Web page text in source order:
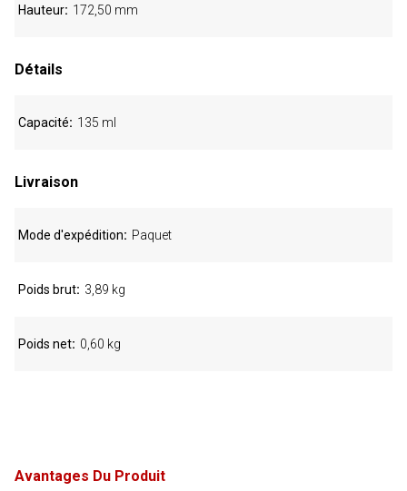
Avantages Du Produit
Hauteur 172,50 mm
Détails
Capacité 135 ml
Livraison
Mode d'expédition Paquet
Poids brut 3,89 kg
Poids net 0,60 kg